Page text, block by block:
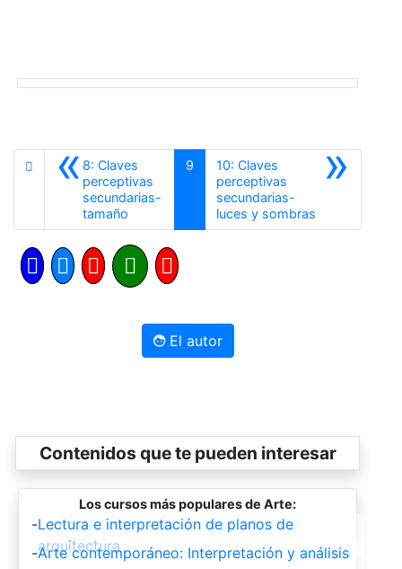
«8: Claves
perceptivas
secundarias-
tamaño
9 »
10: Claves
perceptivas
secundarias-
luces y sombrasSiguiente
El autor
Contenidos que te pueden interesar
Los cursos más populares de Arte:
-Lectura e interpretación de planos de
arquitectura
-Arte contemporáneo: Interpretación y análisis